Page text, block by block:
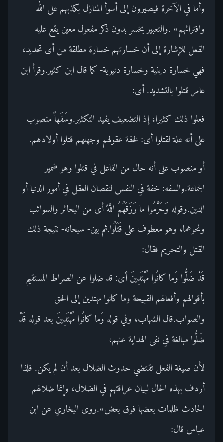
وأما في الآخرة فيصيرون إلى أسوأ المنازل بكذبهم على الله
وافترائهم» .والتعبير بخسر بدون ذكر مفعول معين يقع عليه
الفعل للإشارة إلى أن خسارتهم خسارة مطلقة من أى تحديد،
فهي خسارة دينية وخسارة دنيوية- كما قال ابن كثير.وقرأ ابن
عامر قتلوا بالتشديد. أى:
فعلوا ذلك كثيرا، إذ التضعيف يفيد التكثير.وسَفَهاً منصوب
على أنه علة لقتلوا أى: لخفة عقولهم وجهلهم قتلوا أولادهم.
أو منصوب على أنه حال من الفاعل في قتلوا وهو ضمير
الجماعة.والسفه: خفة في النفس لنقصان العقل في أمور الدنيا أو
الدين.وقوله وَحَرَّمُوا ما رَزَقَهُمُ اللَّهُ أى من البحائر والسوائب
ونحوهما، وهو معطوف على قَتَلُوا.ثم بين- سبحانه- نتيجة ذلك
القتل والتحريم فقال:
قَدْ ضَلُّوا وَما كانُوا مُهْتَدِينَ أى: قد ضلوا عن الصراط المستقيم
بأقوالهم وأفعالهم القبيحة وما كانوا مهتدين إلى الحق
والصواب.قال الشهاب، وفي قوله وَما كانُوا مُهْتَدِينَ بعد قوله قَدْ
ضَلُّوا مبالغة في نفى الهداية عنهم،
لأن صيغة الفعل تقتضي حدوث الضلال بعد أن لم يكن. فلذا
أردف بهذه الحال لبيان عراقتهم في الضلال، وإنما ضلالهم
الحادث ظلمات بعضها فوق بعض».روى البخاري عن ابن
عباس قال: